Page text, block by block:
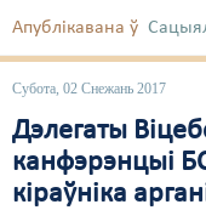
Апублікавана ў
Субота, 02 Снежань 2017
Дэлегаты
канфэрэнцыі
кіраўніка